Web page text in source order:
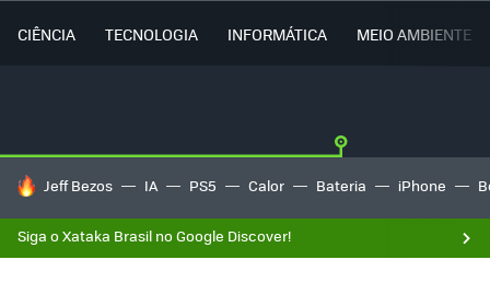
CIÊNCIA TECNOLOGIA INFORMÁTICA MEIO AMBIENTE
TENDÊNCIAS DO DIA
Jeff Bezos IA PS5 Calor Bateria iPhone
Siga o Xataka Brasil no Google Discover!